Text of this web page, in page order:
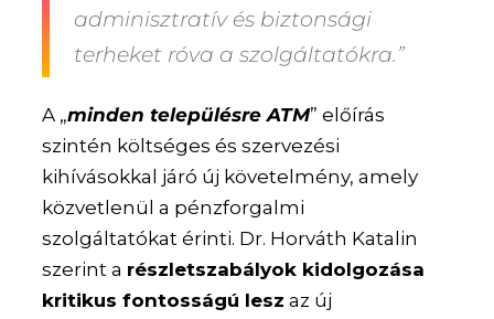
adminisztratív és biztonsági
terheket róva a szolgáltatókra.”
A „minden településre ATM” előírás
szintén költséges és szervezési
kihívásokkal járó új követelmény, amely
közvetlenül a pénzforgalmi
szolgáltatókat érinti. Dr. Horváth Katalin
szerint a részletszabályok kidolgozása
kritikus fontosságú lesz az új